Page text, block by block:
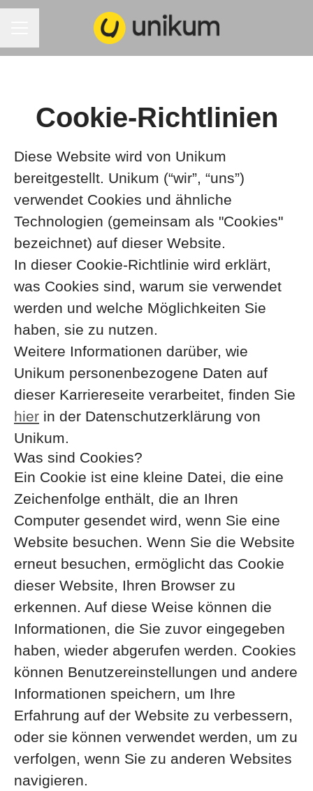
KARRIEREMENÜ
Cookie-Richtlinien
Diese Website wird von Unikum
bereitgestellt. Unikum (“wir”, “uns”)
verwendet Cookies und ähnliche
Technologien (gemeinsam als "Cookies"
bezeichnet) auf dieser Website.
In dieser Cookie-Richtlinie wird erklärt,
was Cookies sind, warum sie verwendet
werden und welche Möglichkeiten Sie
haben, sie zu nutzen.
Weitere Informationen darüber, wie
Unikum personenbezogene Daten auf
dieser Karriereseite verarbeitet, finden Sie
hier in der Datenschutzerklärung von
Unikum.
Was sind Cookies?
Ein Cookie ist eine kleine Datei, die eine
Zeichenfolge enthält, die an Ihren
Computer gesendet wird, wenn Sie eine
Website besuchen. Wenn Sie die Website
erneut besuchen, ermöglicht das Cookie
dieser Website, Ihren Browser zu
erkennen. Auf diese Weise können die
Informationen, die Sie zuvor eingegeben
haben, wieder abgerufen werden. Cookies
können Benutzereinstellungen und andere
Informationen speichern, um Ihre
Erfahrung auf der Website zu verbessern,
oder sie können verwendet werden, um zu
verfolgen, wenn Sie zu anderen Websites
navigieren.